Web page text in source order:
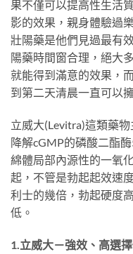
果不僅可以提高性生活
影的效果，親身體驗過
壯陽藥是他們見過最有
陽藥時間窗合理，絕大
就能得到滿意的效果，
到第二天清晨一直可以
立威大(Levitra)這類藥
降解cGMP的磷酸二酯
綿體局部內源性的一氧
起，不管是勃起起效速
利士的幾倍，勃起硬度
低。
1.立威大－強效、高選